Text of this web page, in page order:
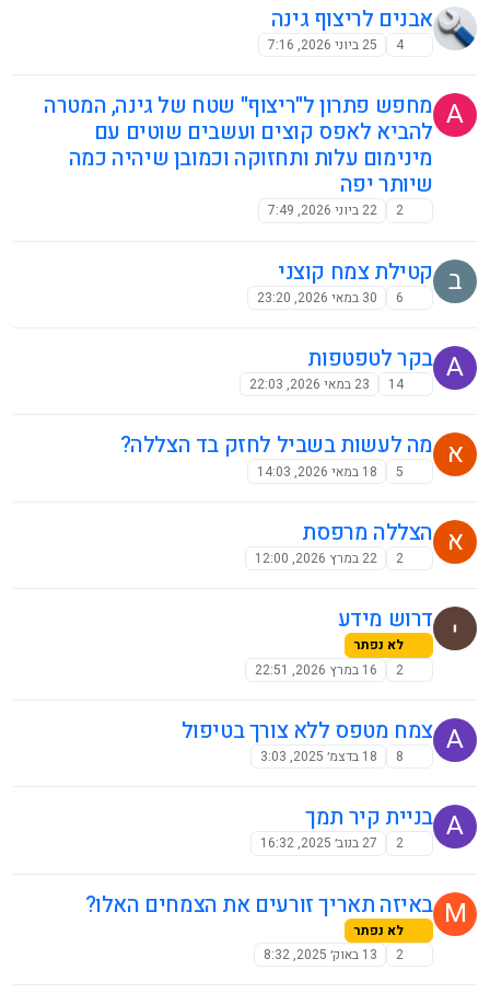
אבנים לריצוף גינה
4 25 ביוני 2026, 7:16
A מחפש פתרון ל"ריצוף" שטח של גינה, המטרה
להביא לאפס קוצים ועשבים שוטים עם
מינימום עלות ותחזוקה וכמובן שיהיה כמה
שיותר יפה
2 22 ביוני 2026, 7:49
ב קטילת צמח קוצני
6 30 במאי 2026, 23:20
A בקר לטפטפות
14 23 במאי 2026, 22:03
א מה לעשות בשביל לחזק בד הצללה?
5 18 במאי 2026, 14:03
א הצללה מרפסת
2 22 במרץ 2026, 12:00
דרוש מידע
לא נפתר
2
16 במרץ 2026, 22:51
A צמח מטפס ללא צורך בטיפול
8 18 בדצמ׳ 2025, 3:03
A בניית קיר תמך
2 27 בנוב׳ 2025, 16:32
M באיזה תאריך זורעים את הצמחים האלו?
לא נפתר
2
13 באוק׳ 2025, 8:32